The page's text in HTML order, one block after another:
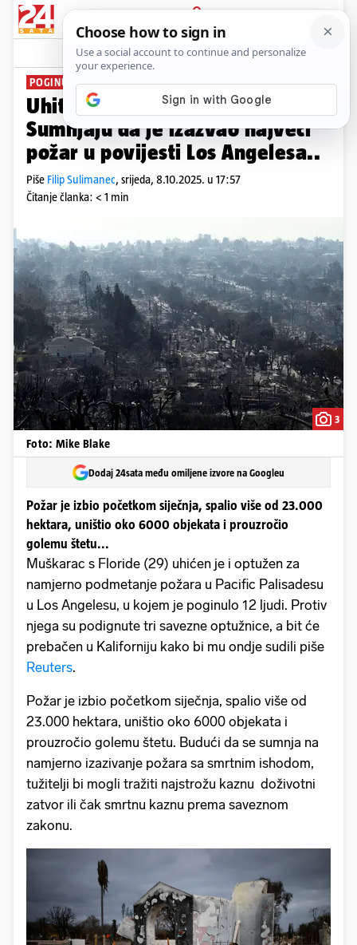
PRIJAVA
News Komentari
POGINULO 12 LJUDI
Uhitili muškarca s Floride!
Sumnjaju da je izazvao najveći
požar u povijesti Los Angelesa..
Piše Filip Sulimanec, srijeda, 8.10.2025. u 17:57
Čitanje članka: < 1 min
3
Foto: Mike Blake
Dodaj 24sata među omiljene izvore na Googleu
Požar je izbio početkom siječnja, spalio više od 23.000
hektara, uništio oko 6000 objekata i prouzročio
golemu štetu...
Muškarac s Floride (29) uhićen je i optužen za
namjerno podmetanje požara u Pacific Palisadesu
u Los Angelesu, u kojem je poginulo 12 ljudi. Protiv
njega su podignute tri savezne optužnice, a bit će
prebačen u Kaliforniju kako bi mu ondje sudili piše
Reuters.
Požar je izbio početkom siječnja, spalio više od
23.000 hektara, uništio oko 6000 objekata i
prouzročio golemu štetu. Budući da se sumnja na
namjerno izazivanje požara sa smrtnim ishodom,
tužitelji bi mogli tražiti najstrožu kaznu doživotni
zatvor ili čak smrtnu kaznu prema saveznom
zakonu.